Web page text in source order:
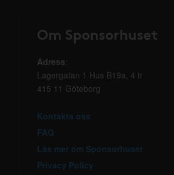
Om Sponsorhuset
Adress:
Lagergatan 1 Hus B19a, 4 tr
415 11 Göteborg
Kontakta oss
FAQ
Läs mer om Sponsorhuset
Privacy Policy